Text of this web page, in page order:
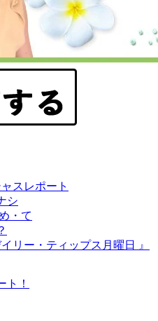
スレポート
シ
・て
リー・ティップス月曜日 』
ト！